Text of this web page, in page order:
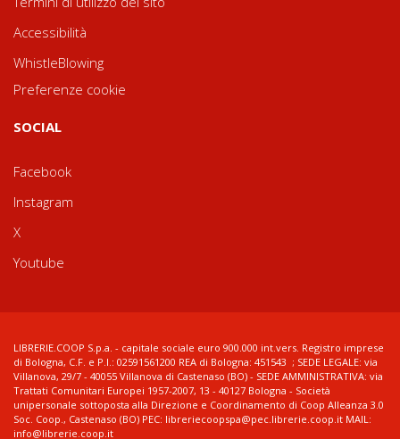
Accessibilità
WhistleBlowing
Preferenze cookie
SOCIAL
Facebook
Instagram
X
Youtube
LIBRERIE.COOP S.p.a. - capitale sociale euro 900.000 int.vers. Registro imprese
di Bologna, C.F. e P.I.: 02591561200 REA di Bologna: 451543 ; SEDE LEGALE: via
Villanova, 29/7 - 40055 Villanova di Castenaso (BO) - SEDE AMMINISTRATIVA: via
Trattati Comunitari Europei 1957-2007, 13 - 40127 Bologna - Società
unipersonale sottoposta alla Direzione e Coordinamento di Coop Alleanza 3.0
Soc. Coop., Castenaso (BO) PEC: libreriecoopspa@pec.librerie.coop.it MAIL:
info@librerie.coop.it